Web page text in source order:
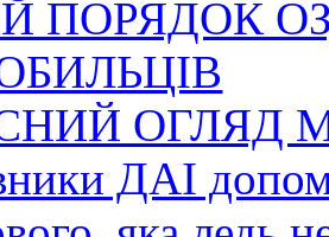
ПОРЯДОК
ОГЛЯД
ДАІ